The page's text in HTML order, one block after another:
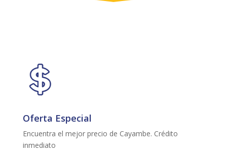
Oferta Especial
Encuentra el mejor precio de Cayambe. Crédito
inmediato